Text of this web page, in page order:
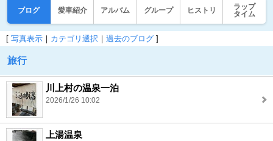
ブログ 愛車紹介 アルバム グループ ヒストリ
ラップ
タイム
[ 写真表示 ｜ カテゴリ選択 ｜ 過去のブログ ]
旅行
川上村の温泉一泊
2026/1/26 10:02
上湯温泉